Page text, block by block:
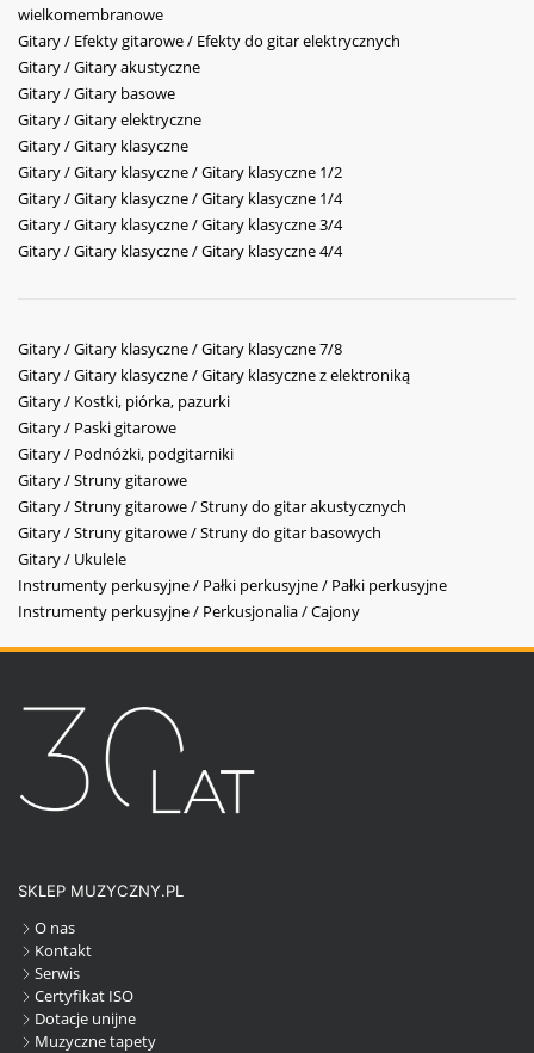
wielkomembranowe
Gitary / Efekty gitarowe / Efekty do gitar elektrycznych
Gitary / Gitary akustyczne
Gitary / Gitary basowe
Gitary / Gitary elektryczne
Gitary / Gitary klasyczne
Gitary / Gitary klasyczne / Gitary klasyczne 1/2
Gitary / Gitary klasyczne / Gitary klasyczne 1/4
Gitary / Gitary klasyczne / Gitary klasyczne 3/4
Gitary / Gitary klasyczne / Gitary klasyczne 4/4
Gitary / Gitary klasyczne / Gitary klasyczne 7/8
Gitary / Gitary klasyczne / Gitary klasyczne z elektroniką
Gitary / Kostki, piórka, pazurki
Gitary / Paski gitarowe
Gitary / Podnóżki, podgitarniki
Gitary / Struny gitarowe
Gitary / Struny gitarowe / Struny do gitar akustycznych
Gitary / Struny gitarowe / Struny do gitar basowych
Gitary / Ukulele
Instrumenty perkusyjne / Pałki perkusyjne / Pałki perkusyjne
Instrumenty perkusyjne / Perkusjonalia / Cajony
SKLEP MUZYCZNY.PL
O nas
Kontakt
Serwis
Certyfikat ISO
Dotacje unijne
Muzyczne tapety